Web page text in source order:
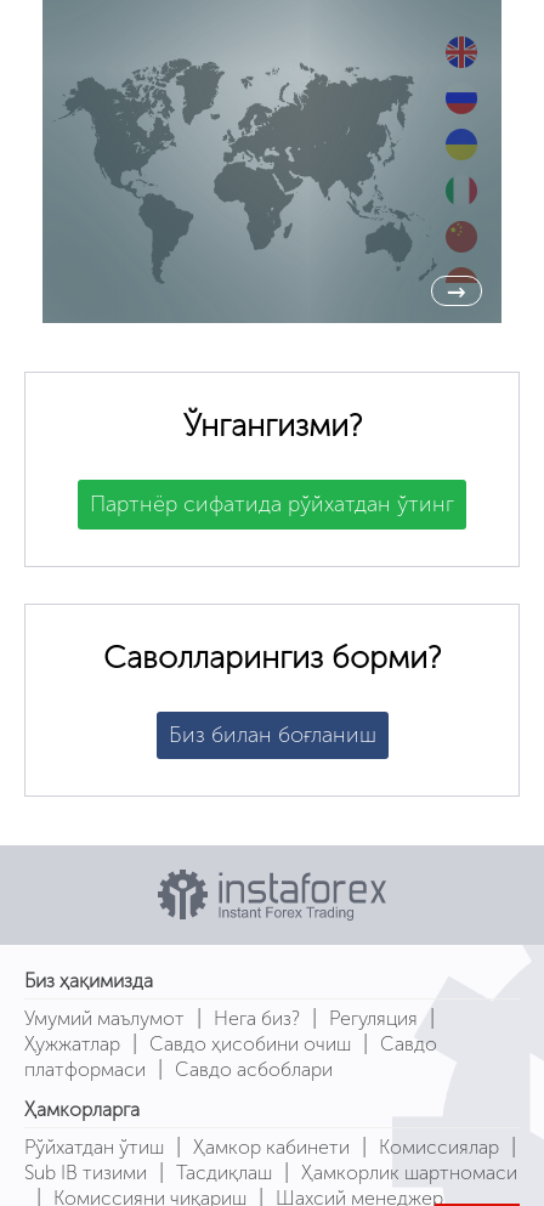
→
Ўнгангизми?
Партнёр сифатида рўйхатдан ўтинг
Саволларингиз борми?
Биз билан боғланиш
Биз ҳақимизда
Умумий маълумот
| Нега биз? | Регуляция |
Ҳужжатлар | Савдо ҳисобини очиш |
Савдо
платформаси
|
Савдо асбоблари
Ҳамкорларга
Рўйхатдан ўтиш
| Ҳамкор кабинети | Комиссиялар |
Sub IB тизими | Тасдиқлаш | Ҳамкорлик шартномаси
| Комиссияни чиқариш | Шахсий менеджер